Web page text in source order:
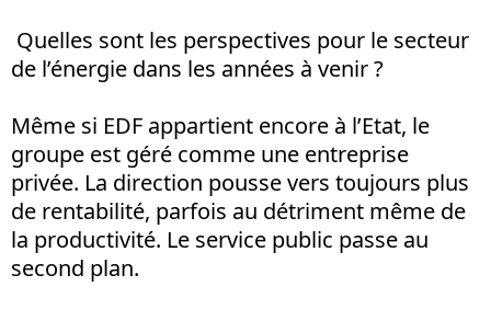
Quelles sont les perspectives pour le secteur
de l’énergie dans les années à venir ?
Même si EDF appartient encore à l’Etat, le
groupe est géré comme une entreprise
privée. La direction pousse vers toujours plus
de rentabilité, parfois au détriment même de
la productivité. Le service public passe au
second plan.